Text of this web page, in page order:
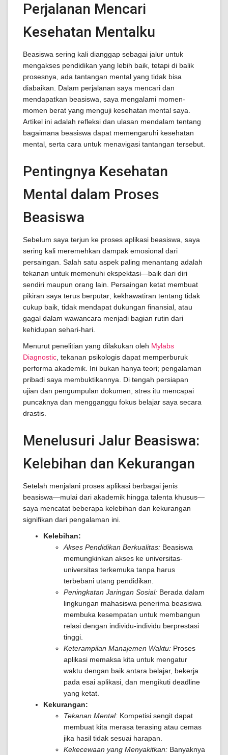
Perjalanan Mencari
Kesehatan Mentalku
Beasiswa sering kali dianggap sebagai jalur untuk
mengakses pendidikan yang lebih baik, tetapi di balik
prosesnya, ada tantangan mental yang tidak bisa
diabaikan. Dalam perjalanan saya mencari dan
mendapatkan beasiswa, saya mengalami momen-
momen berat yang menguji kesehatan mental saya.
Artikel ini adalah refleksi dan ulasan mendalam tentang
bagaimana beasiswa dapat memengaruhi kesehatan
mental, serta cara untuk menavigasi tantangan tersebut.
Pentingnya Kesehatan
Mental dalam Proses
Beasiswa
Sebelum saya terjun ke proses aplikasi beasiswa, saya
sering kali meremehkan dampak emosional dari
persaingan. Salah satu aspek paling menantang adalah
tekanan untuk memenuhi ekspektasi—baik dari diri
sendiri maupun orang lain. Persaingan ketat membuat
pikiran saya terus berputar; kekhawatiran tentang tidak
cukup baik, tidak mendapat dukungan finansial, atau
gagal dalam wawancara menjadi bagian rutin dari
kehidupan sehari-hari.
Menurut penelitian yang dilakukan oleh Mylabs
Diagnostic , tekanan psikologis dapat memperburuk
performa akademik. Ini bukan hanya teori; pengalaman
pribadi saya membuktikannya. Di tengah persiapan
ujian dan pengumpulan dokumen, stres itu mencapai
puncaknya dan mengganggu fokus belajar saya secara
drastis.
Menelusuri Jalur Beasiswa:
Kelebihan dan Kekurangan
Setelah menjalani proses aplikasi berbagai jenis
beasiswa—mulai dari akademik hingga talenta khusus—
saya mencatat beberapa kelebihan dan kekurangan
signifikan dari pengalaman ini.
Kelebihan:
Akses Pendidikan Berkualitas: Beasiswa
memungkinkan akses ke universitas-
universitas terkemuka tanpa harus
terbebani utang pendidikan.
Peningkatan Jaringan Sosial: Berada dalam
lingkungan mahasiswa penerima beasiswa
membuka kesempatan untuk membangun
relasi dengan individu-individu berprestasi
tinggi.
Keterampilan Manajemen Waktu: Proses
aplikasi memaksa kita untuk mengatur
waktu dengan baik antara belajar, bekerja
pada esai aplikasi, dan mengikuti deadline
yang ketat.
Kekurangan:
Tekanan Mental: Kompetisi sengit dapat
membuat kita merasa terasing atau cemas
jika hasil tidak sesuai harapan.
Kekecewaan yang Menyakitkan: Banyaknya